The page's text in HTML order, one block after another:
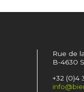
Rue de
B-4630
+32 (0)4